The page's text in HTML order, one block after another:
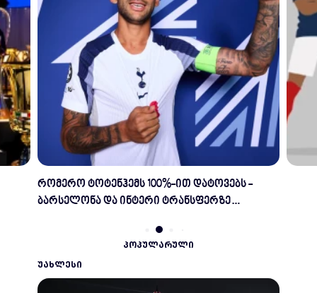
რომელ კლუბში უთამაშია ყველაზე მეტ
მსოფლიო ჩემპიონს?
ᲞᲝᲞᲣᲚᲐᲠᲣᲚᲘ
ᲣᲐᲮᲚᲔᲡᲘ